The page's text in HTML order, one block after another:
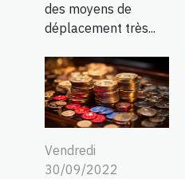
des moyens de
déplacement très...
Vendredi
30/09/2022